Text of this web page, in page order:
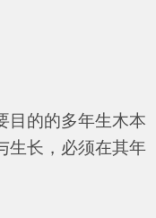
的的多年生木本
生长，必须在其年